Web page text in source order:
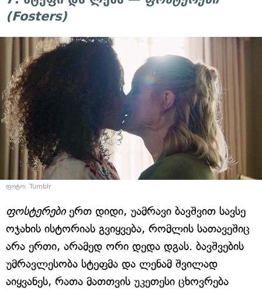
(Fosters)
ფოტო: Tumblr
ფოსტერები ერთ დიდი, უამრავი ბავშვით სავსე
ოჯახის ისტორიას გვიყვება, რომლის სათავეშიც
არა ერთი, არამედ ორი დედა დგას. ბავშვების
უმრავლესობა სტეფმა და ლენამ შვილად
აიყვანეს, რათა მათთვის უკეთესი ცხოვრება